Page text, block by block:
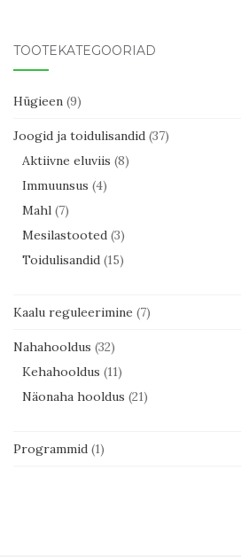
TOOTEKATEGOORIAD
Hügieen (9)
Joogid ja toidulisandid (37)
Aktiivne eluviis (8)
Immuunsus (4)
Mahl (7)
Mesilastooted (3)
Toidulisandid (15)
Kaalu reguleerimine (7)
Nahahooldus (32)
Kehahooldus (11)
Näonaha hooldus (21)
Programmid (1)